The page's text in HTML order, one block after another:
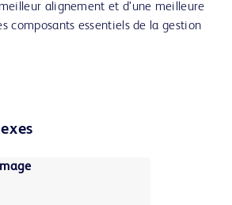
alignement et d’une meilleure
composants essentiels de la gestion